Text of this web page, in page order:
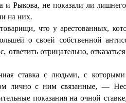
и Рыкова, не показали ли
на них.
что у арестованных,
о своей собственной
ответить от­рицательно,
ставка с людьми, с
лично с ним связанные, —
показания на очной